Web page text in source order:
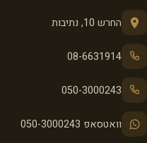
החרש 10, נתיבות
08-6631914
050-3000243
וואטסאפ 050-3000243